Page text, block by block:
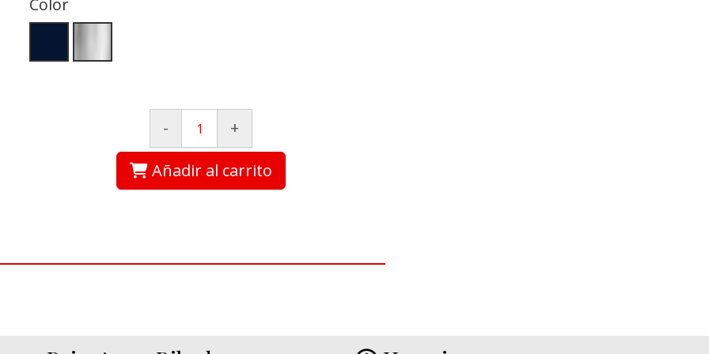
Color
-
+
Añadir al carrito